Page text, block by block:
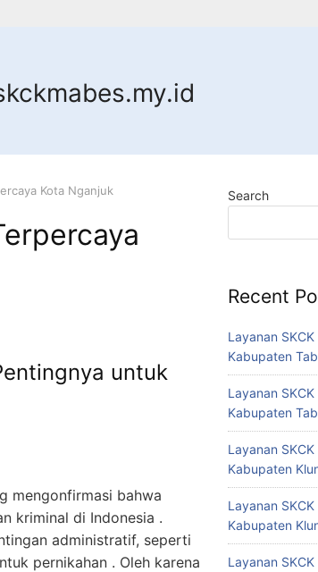
Kota Nganjuk
untuk
mengonfirmasi bahwa
kriminal di Indonesia .
administratif, seperti
pernikahan . Oleh karena
Search
Recent
Layanan
Kabupaten
Layanan
Kabupaten
Layanan
Kabupaten
Layanan
Kabupaten
Layanan